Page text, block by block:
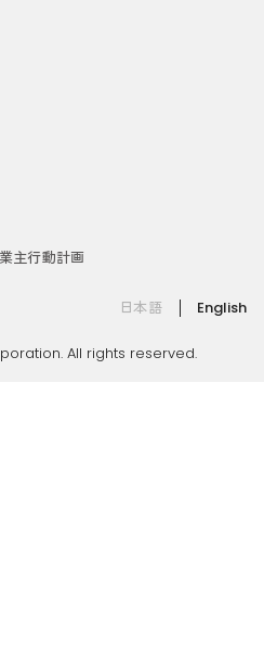
主行動計画
日本語
English
All rights reserved.